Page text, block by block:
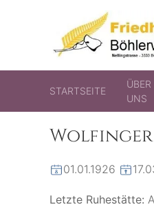
Friedhof Böhlerwerk
der virtuelle
STARTSEITE
ÜBER
UNS
01.01.1926
Letzte Ruhestätte: